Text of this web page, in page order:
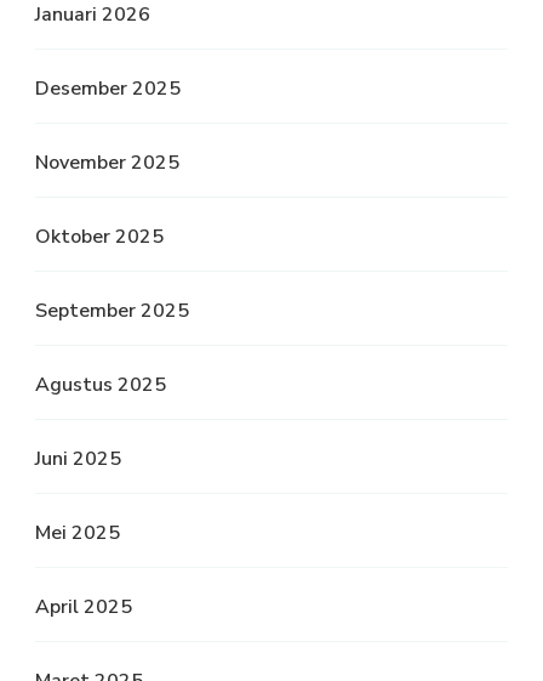
Januari 2026
Desember 2025
November 2025
Oktober 2025
September 2025
Agustus 2025
Juni 2025
Mei 2025
April 2025